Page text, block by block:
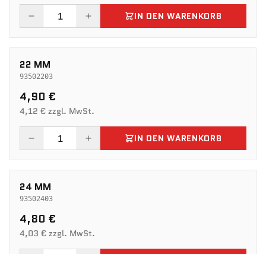
IN DEN WARENKORB
22 MM
93502203
4,90 €
4,12 € zzgl. MwSt.
IN DEN WARENKORB
24 MM
93502403
4,80 €
4,03 € zzgl. MwSt.